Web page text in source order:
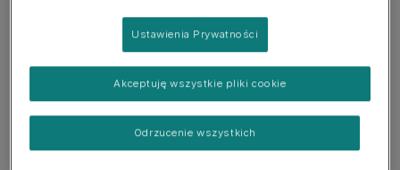
zawleczki puszek aluminiowych. Torebki z tworzyw
sztucznych przechowuj w miejscach, do których
Twój kociak nie ma dostępu.
Usuń toksyczne rośliny doniczkowe* lub umieść je
w wiszących koszykach zupełnie poza jego
zasięgiem.
Ustawienia Prywatności
Odrzucenie wszystkich
Akceptuję wszystkie pliki cookie